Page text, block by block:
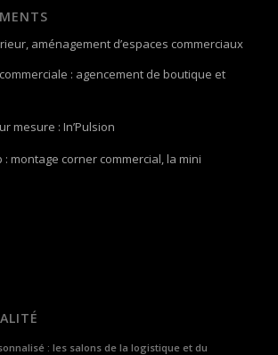
aménagement d’espaces commerciaux
: agencement de boutique et
mesure : In’Pulsion
: montage corner commercial, la mini
: les salons de la logistique et du